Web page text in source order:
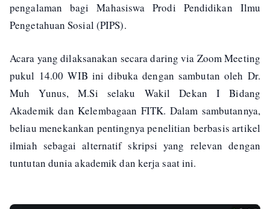
pengalaman bagi Mahasiswa Prodi Pendidikan Ilmu
Pengetahuan Sosial (PIPS).
Acara yang dilaksanakan secara daring via Zoom Meeting
pukul 14.00 WIB ini dibuka dengan sambutan oleh Dr.
Muh Yunus, M.Si selaku Wakil Dekan I Bidang
Akademik dan Kelembagaan FITK. Dalam sambutannya,
beliau menekankan pentingnya penelitian berbasis artikel
ilmiah sebagai alternatif skripsi yang relevan dengan
tuntutan dunia akademik dan kerja saat ini.